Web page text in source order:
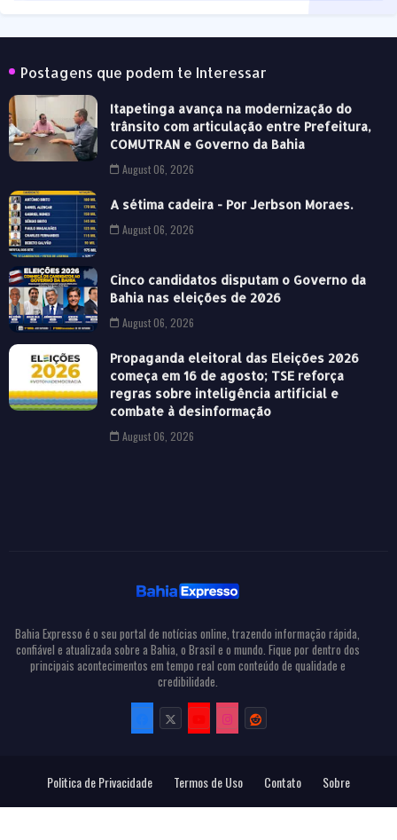
Postagens que podem te Interessar
Itapetinga avança na modernização do
trânsito com articulação entre Prefeitura,
COMUTRAN e Governo da Bahia
August 06, 2026
A sétima cadeira - Por Jerbson Moraes.
August 06, 2026
Cinco candidatos disputam o Governo da
Bahia nas eleições de 2026
August 06, 2026
Propaganda eleitoral das Eleições 2026
começa em 16 de agosto; TSE reforça
regras sobre inteligência artificial e
combate à desinformação
August 06, 2026
Bahia Expresso é o seu portal de notícias online, trazendo informação rápida,
confiável e atualizada sobre a Bahia, o Brasil e o mundo. Fique por dentro dos
principais acontecimentos em tempo real com conteúdo de qualidade e
credibilidade.
Politica de Privacidade Termos de Uso Contato Sobre